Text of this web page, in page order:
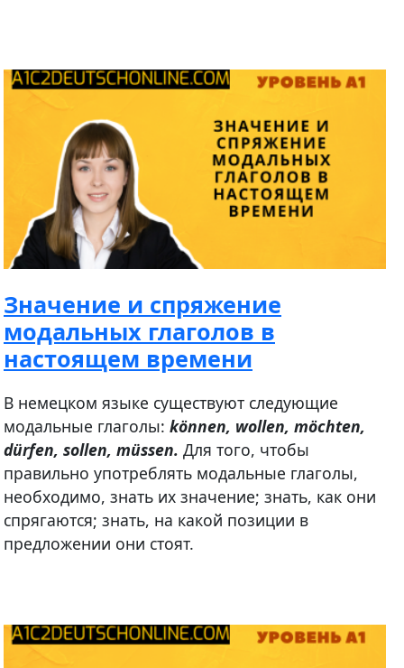
Значение и спряжение
модальных глаголов в
настоящем времени
В немецком языке существуют следующие
модальные глаголы: können, wollen, möchten,
dürfen, sollen, müssen. Для того, чтобы
правильно употреблять модальные глаголы,
необходимо, знать их значение; знать, как они
спрягаются; знать, на какой позиции в
предложении они стоят.